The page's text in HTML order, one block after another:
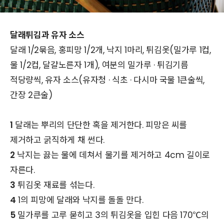
달래튀김과 유자 소스
달래 1/2묶음, 홍피망 1/2개, 낙지 1마리, 튀김옷(밀가루 1컵,
물 1/2컵, 달걀노른자 1개), 여분의 밀가루 · 튀김기름
적당량씩, 유자 소스(유자청 · 식초 · 다시마 국물 1큰술씩,
간장 2큰술)
1 달래는 뿌리의 단단한 혹을 제거한다. 피망은 씨를
제거하고 굵직하게 채 썬다.
2 낙지는 끓는 물에 데쳐서 물기를 제거하고 4cm 길이로
자른다.
3 튀김옷 재료를 섞는다.
4 1의 피망에 달래와 낙지를 돌돌 만다.
5밀가루를 고루 묻히고 3의 튀김옷을 입힌 다음 170℃의